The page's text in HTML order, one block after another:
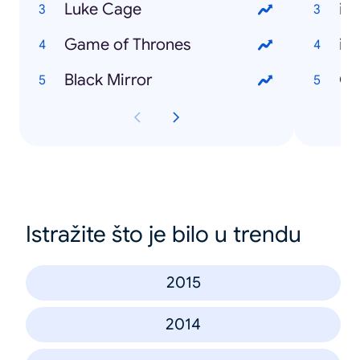
Luke Cage
Game of Thrones
Black Mirror
Istražite što je bilo u trendu
2015
2014